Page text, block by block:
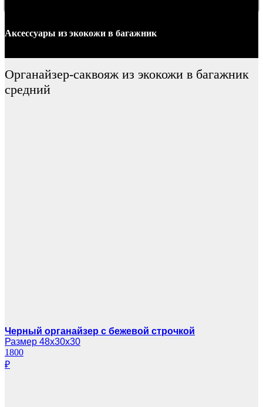
Аксессуары из экокожи в багажник
Органайзер-саквояж из экокожи в багажник
средний
Черный органайзер с бежевой строчкой
Размер 48х30х30
1800
₽